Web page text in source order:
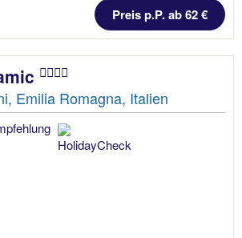
Preis p.P. ab 62 €
Emilia Romagna, Italien